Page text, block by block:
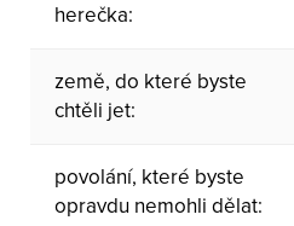
herečka:
země, do které byste
chtěli jet:
povolání, které byste
opravdu nemohli dělat: